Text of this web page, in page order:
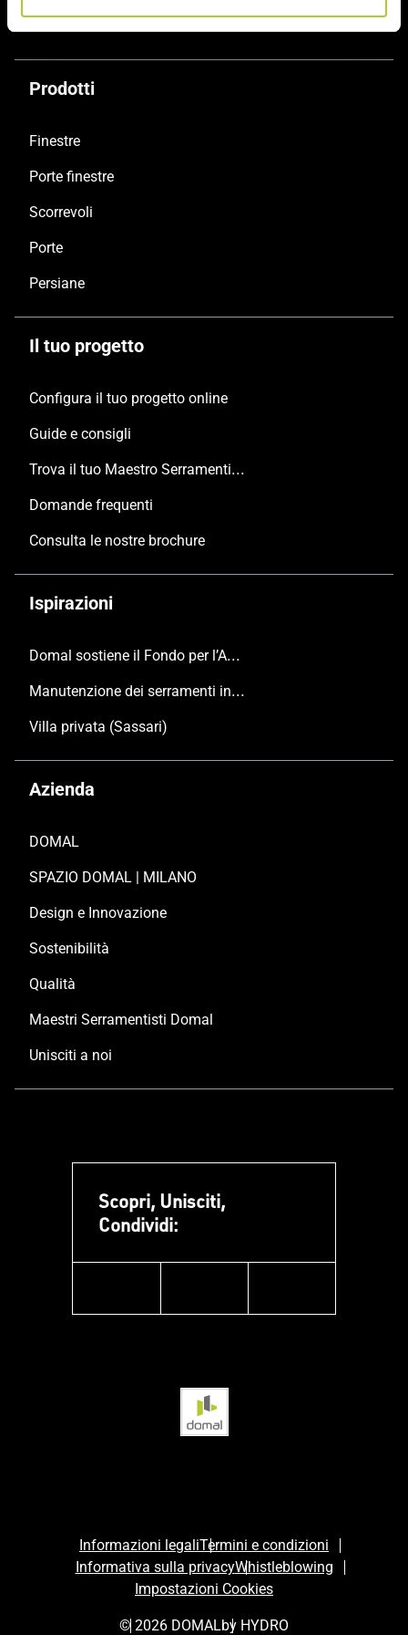
Prodotti
Finestre
Porte finestre
Scorrevoli
Porte
Persiane
Il tuo progetto
Configura il tuo progetto online
Guide e consigli
Trova il tuo Maestro Serramentista Domal
Domande frequenti
Consulta le nostre brochure
Ispirazioni
Domal sostiene il Fondo per l’Ambiente Italiano anche per le Giornate FAI di Primavera 2024
Manutenzione dei serramenti in alluminio
Villa privata (Sassari)
Azienda
DOMAL
SPAZIO DOMAL | MILANO
Design e Innovazione
Sostenibilità
Qualità
Maestri Serramentisti Domal
Unisciti a noi
Scopri, Unisciti,
Condividi:
Informazioni legaliTermini e condizioni
Informativa sulla privacyWhistleblowing
Impostazioni Cookies
© 2026 DOMALby HYDRO